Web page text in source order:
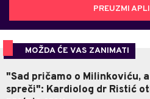
PREUZMI
MOŽDA ĆE VAS ZANIMATI
"Sad pričamo o Milinkoviću,
spreči": Kardiolog dr Ristić